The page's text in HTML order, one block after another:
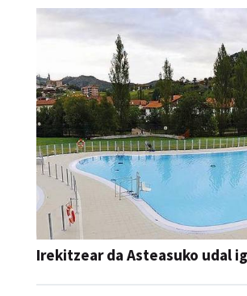
Irekitzear da Asteasuko udal